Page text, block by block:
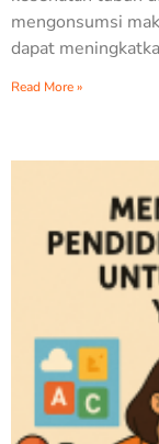
mengonsumsi
dapat
Read More »